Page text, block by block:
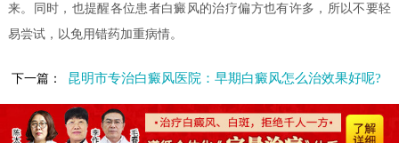
来。同时，也提醒各位患者白癜风的治疗偏方也有许多，所以不要轻
易尝试，以免用错药加重病情。
下一篇： 昆明市专治白癜风医院：早期白癜风怎么治效果好呢?